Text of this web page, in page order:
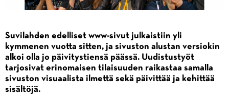
Suvilahden edelliset www-sivut julkaistiin yli
kymmenen vuotta sitten, ja sivuston alustan versiokin
alkoi olla jo päivitystiensä päässä. Uudistustyöt
tarjosivat erinomaisen tilaisuuden raikastaa samalla
sivuston visuaalista ilmettä sekä päivittää ja kehittää
sisältöjä.